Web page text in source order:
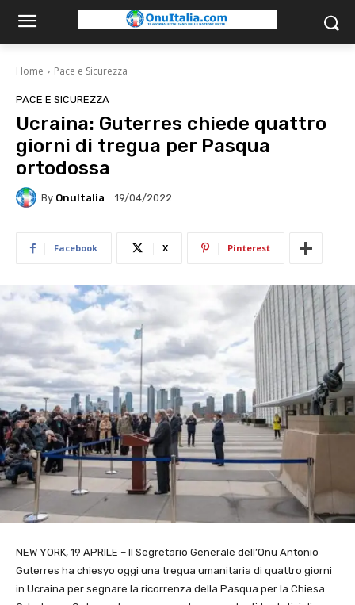
Home Pace e Sicurezza
PACE E SICUREZZA
Ucraina: Guterres chiede quattro
giorni di tregua per Pasqua
ortodossa
By OnuItalia 19/04/2022
Facebook X Pinterest
NEW YORK, 19 APRILE – Il Segretario Generale dell’Onu Antonio
Guterres ha chiesyo oggi una tregua umanitaria di quattro giorni
in Ucraina per segnare la ricorrenza della Pasqua per la Chiesa